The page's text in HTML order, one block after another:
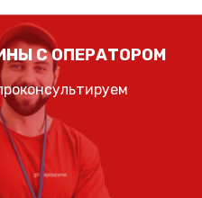
С ОПЕРАТОРОМ